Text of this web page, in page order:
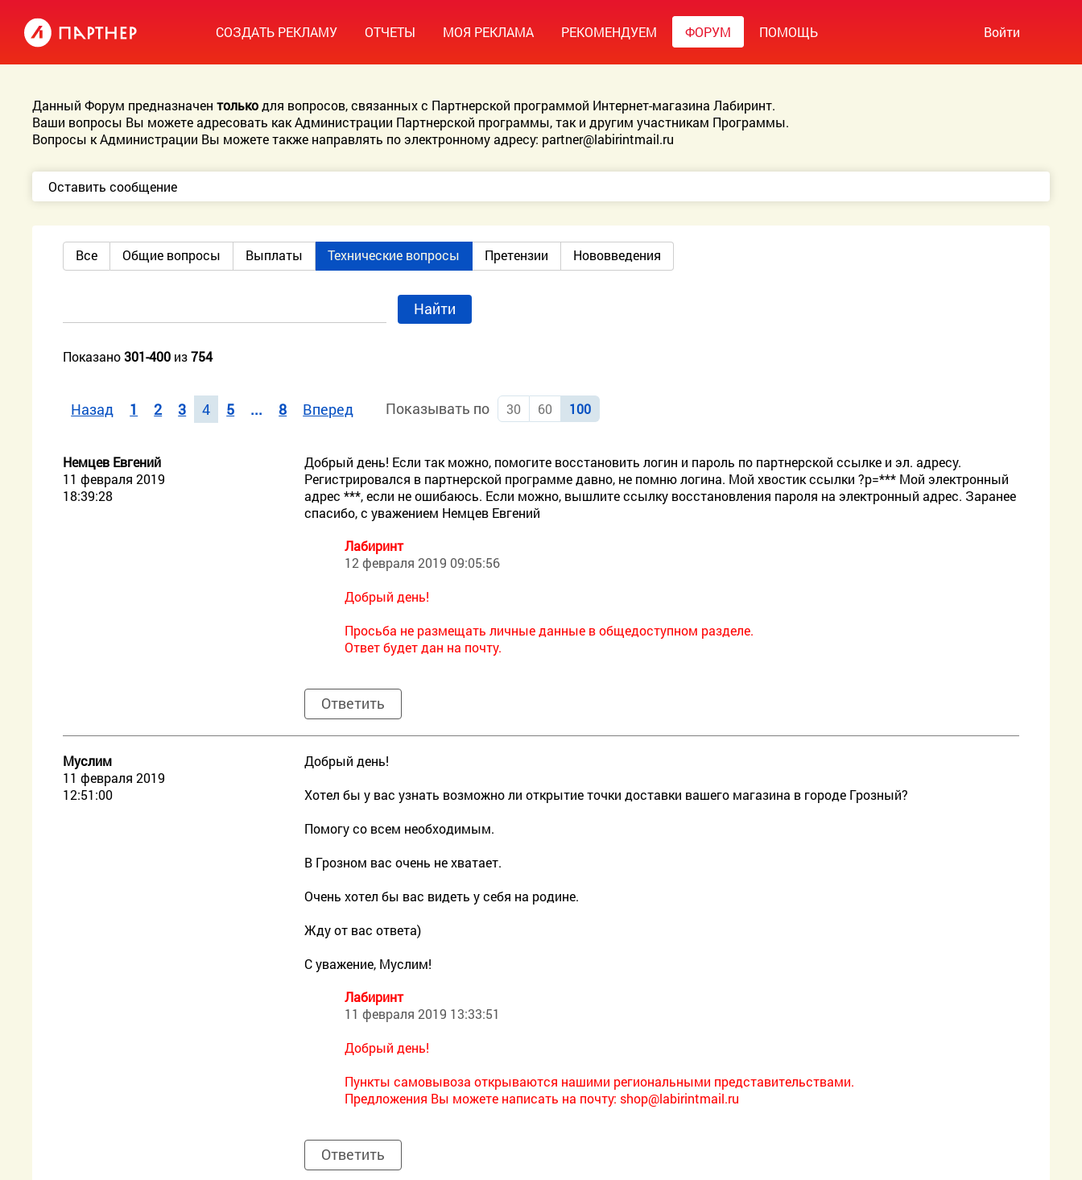
СОЗДАТЬ РЕКЛАМУ ОТЧЕТЫ МОЯ РЕКЛАМА РЕКОМЕНДУЕМ ФОРУМ ПОМОЩЬ Войти
Данный Форум предназначентолькодля вопросов, связанных с Партнерской программой Интернет-магазина Лабиринт.
Ваши вопросы Вы можете адресовать как Администрации Партнерской программы, так и другим участникам Программы.
Вопросы к Администрации Вы можете также направлять по электронному адресу: partner@labirintmail.ru
Оставить сообщение
Все Общие вопросы Выплаты Технические вопросы Претензии Нововведения
Найти
Показано301-400 из754
Назад 1 2 3 4 5 ... 8 Вперед Показывать по 30 60 100
Немцев Евгений
11 февраля 2019
18:39:28
Добрый день! Если так можно, помогите восстановить логин и пароль по партнерской ссылке и эл. адресу.
Регистрировался в партнерской программе давно, не помню логина. Мой хвостик ссылки ?p=*** Мой электронный
адрес ***, если не ошибаюсь. Если можно, вышлите ссылку восстановления пароля на электронный адрес. Заранее
спасибо, с уважением Немцев Евгений
Лабиринт
12 февраля 2019 09:05:56
Добрый день!
Просьба не размещать личные данные в общедоступном разделе.
Ответ будет дан на почту.
Ответить
Муслим
11 февраля 2019
12:51:00
Добрый день!
Хотел бы у вас узнать возможно ли открытие точки доставки вашего магазина в городе Грозный?
Помогу со всем необходимым.
В Грозном вас очень не хватает.
Очень хотел бы вас видеть у себя на родине.
Жду от вас ответа)
С уважение, Муслим!
Лабиринт
11 февраля 2019 13:33:51
Добрый день!
Пункты самовывоза открываются нашими региональными представительствами.
Предложения Вы можете написать на почту: shop@labirintmail.ru
Ответить